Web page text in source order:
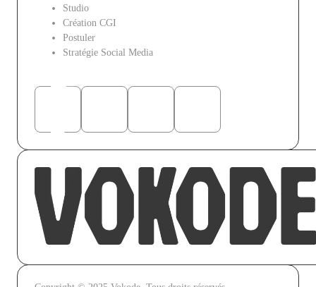
Studio
Création CGI
Postuler
Stratégie Social Media